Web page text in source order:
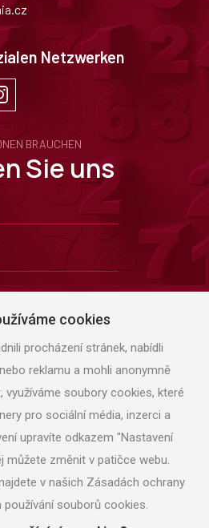
Netzwerken
BRAUCHEN
Sie uns
cookies
procházení stránek, nabídli
reklamu a mohli anonymně
využíváme soubory cookies, které
pro sociální média, inzerci a
upravíte odkazem "Nastavení
můžete změnit v patičce webu.
v našich Zásadách ochrany
používání souborů cookies.